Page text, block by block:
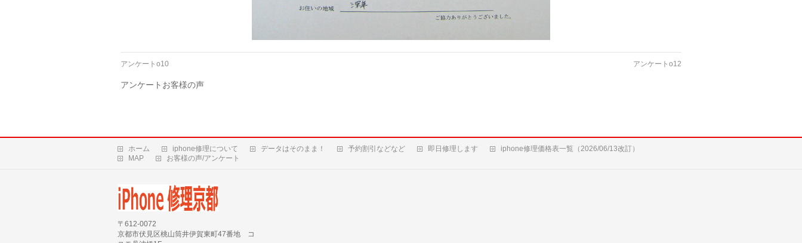
アンケートo10 アンケートo12
アンケートお客様の声
ホーム iphone修理について データはそのまま！ 予約割引などなど 即日修理します
iphone修理価格表一覧（2026/06/13改訂）
MAP
お客様の声/アンケート
〒612-0072
京都市伏見区桃山筒井伊賀東町47番地 コ